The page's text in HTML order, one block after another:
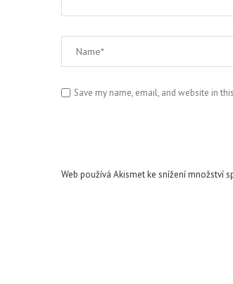
Save my name, email, and website in
Web používá Akismet ke snížení množství